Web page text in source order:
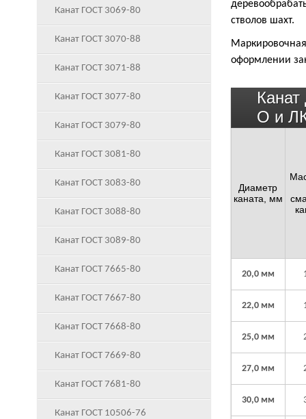
Канат ГОСТ 3069-80
Канат ГОСТ 3070-88
Канат ГОСТ 3071-88
Канат ГОСТ 3077-80
Канат ГОСТ 3079-80
Канат ГОСТ 3081-80
Канат ГОСТ 3083-80
Канат ГОСТ 3088-80
Канат ГОСТ 3089-80
Канат ГОСТ 7665-80
Канат ГОСТ 7667-80
Канат ГОСТ 7668-80
Канат ГОСТ 7669-80
Канат ГОСТ 7681-80
Канат ГОСТ 10506-76
стволов шахт.
оформлении
О и
Диаметр
каната, мм
20,0 мм
22,0 мм
25,0 мм
27,0 мм
30,0 мм